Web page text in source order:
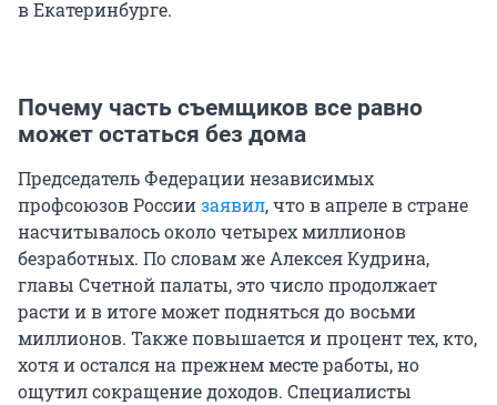
в Екатеринбурге.
Почему часть съемщиков все равно
может остаться без дома
Председатель Федерации независимых
профсоюзов Россиизаявил, что в апреле в стране
насчитывалось около четырех миллионов
безработных. По словам же Алексея Кудрина,
главы Счетной палаты, это число продолжает
расти и в итоге может подняться до восьми
миллионов. Также повышается и процент тех, кто,
хотя и остался на прежнем месте работы, но
ощутил сокращение доходов. Специалисты